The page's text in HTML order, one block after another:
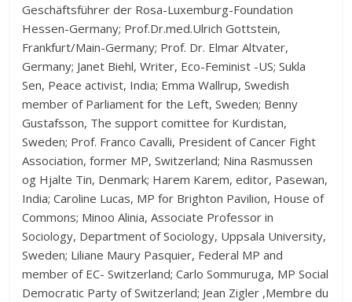
Geschäftsführer der Rosa-Luxemburg-Foundation
Hessen-Germany; Prof.Dr.med.Ulrich Gottstein,
Frankfurt/Main-Germany; Prof. Dr. Elmar Altvater,
Germany; Janet Biehl, Writer, Eco-Feminist -US; Sukla
Sen, Peace activist, India; Emma Wallrup, Swedish
member of Parliament for the Left, Sweden; Benny
Gustafsson, The support comittee for Kurdistan,
Sweden; Prof. Franco Cavalli, President of Cancer Fight
Association, former MP, Switzerland; Nina Rasmussen
og Hjalte Tin, Denmark; Harem Karem, editor, Pasewan,
India; Caroline Lucas, MP for Brighton Pavilion, House of
Commons; Minoo Alinia, Associate Professor in
Sociology, Department of Sociology, Uppsala University,
Sweden; Liliane Maury Pasquier, Federal MP and
member of EC- Switzerland; Carlo Sommuruga, MP Social
Democratic Party of Switzerland; Jean Zigler ,Membre du